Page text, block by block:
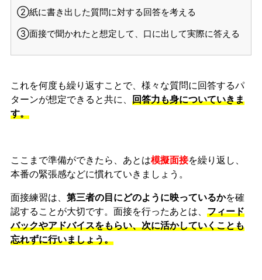
②紙に書き出した質問に対する回答を考える
③面接で聞かれたと想定して、口に出して実際に答える
これを何度も繰り返すことで、様々な質問に回答するパ
ターンが想定できると共に、 回答力も身についていきま
す。
ここまで準備ができたら、あとは模擬面接を繰り返し、
本番の緊張感などに慣れていきましょう。
面接練習は、 第三者の目にどのように映っているかを確
認することが大切です。面接を行ったあとは、 フィード
バックやアドバイスをもらい、次に活かしていくことも
忘れずに行いましょう。